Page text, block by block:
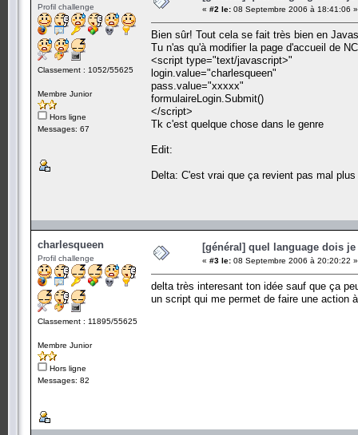
Profil challenge
Classement : 1052/55625
Membre Junior
Hors ligne
Messages: 67
« #2 le: 08 Septembre 2006 à 18:41:06 »
Bien sûr! Tout cela se fait très bien en
Tu n'as qu'à modifier la page d'accueil de
<script type="text/javascript>"
login.value="charlesqueen"
pass.value="xxxxx"
formulaireLogin.Submit()
</script>
Tk c'est quelque chose dans le genre
Edit:
Delta: C'est vrai que ça revient pas mal
charlesqueen
Profil challenge
Classement : 11895/55625
Membre Junior
Hors ligne
Messages: 82
[général] quel language dois
« #3 le: 08 Septembre 2006 à 20:20:22 »
delta très interesant ton idée sauf que ça
un script qui me permet de faire une action